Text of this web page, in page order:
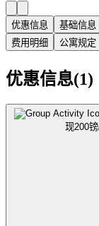
优惠信息 基础信息
费用明细
公寓规定
优惠信息(1)
现200